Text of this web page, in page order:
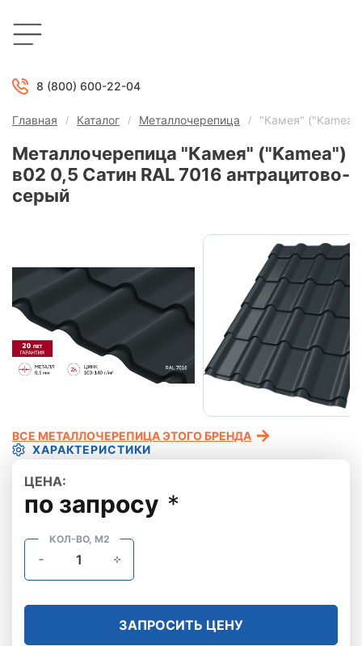
8 (800) 600-22-04
Главная Каталог Металлочерепица "Камея"
Металлочерепица "Камея" ("Kamea")
в02 0,5 Сатин RAL 7016 антрацитово-
серый
ХАРАКТЕРИСТИКИ
ВСЕ МЕТАЛЛОЧЕРЕПИЦА ЭТОГО БРЕНДА
ЦЕНА:
по запросу *
КОЛ-ВО, М2
ЗАПРОСИТЬ ЦЕНУ